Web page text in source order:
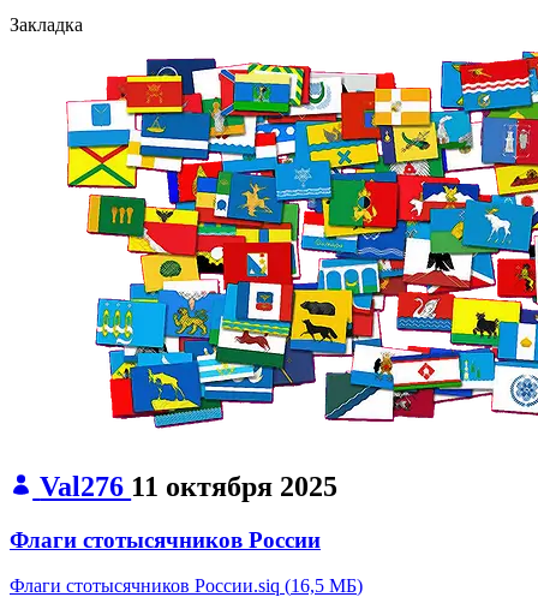
Закладка
Val276 11 октября 2025
Флаги стотысячников России
Флаги стотысячников России.siq (16,5 МБ)